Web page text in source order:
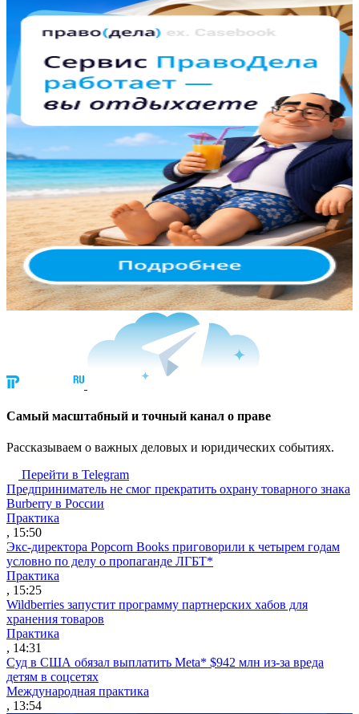
Cамый масштабный и точный канал о праве
Рассказываем о важных деловых и юридических событиях.
Перейти в Telegram
Предприниматель не смог прекратить охрану товарного знака
Burberry в России
Практика
, 15:50
Экс-директора Popcorn Books приговорили к четырем годам
условно по делу о пропаганде ЛГБТ*
Практика
, 15:25
Wildberries запустит программу партнерских хабов для
хранения товаров
Практика
, 14:31
Суд в США обязал выплатить Meta* $942 млн из-за вреда
детям в соцсетях
Международная практика
, 13:54